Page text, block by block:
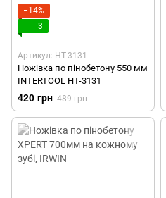
−14%
3
Артикул: HT-3131
Ножівка по пінобетону 550 мм
INTERTOOL HT-3131
420 грн 489 грн